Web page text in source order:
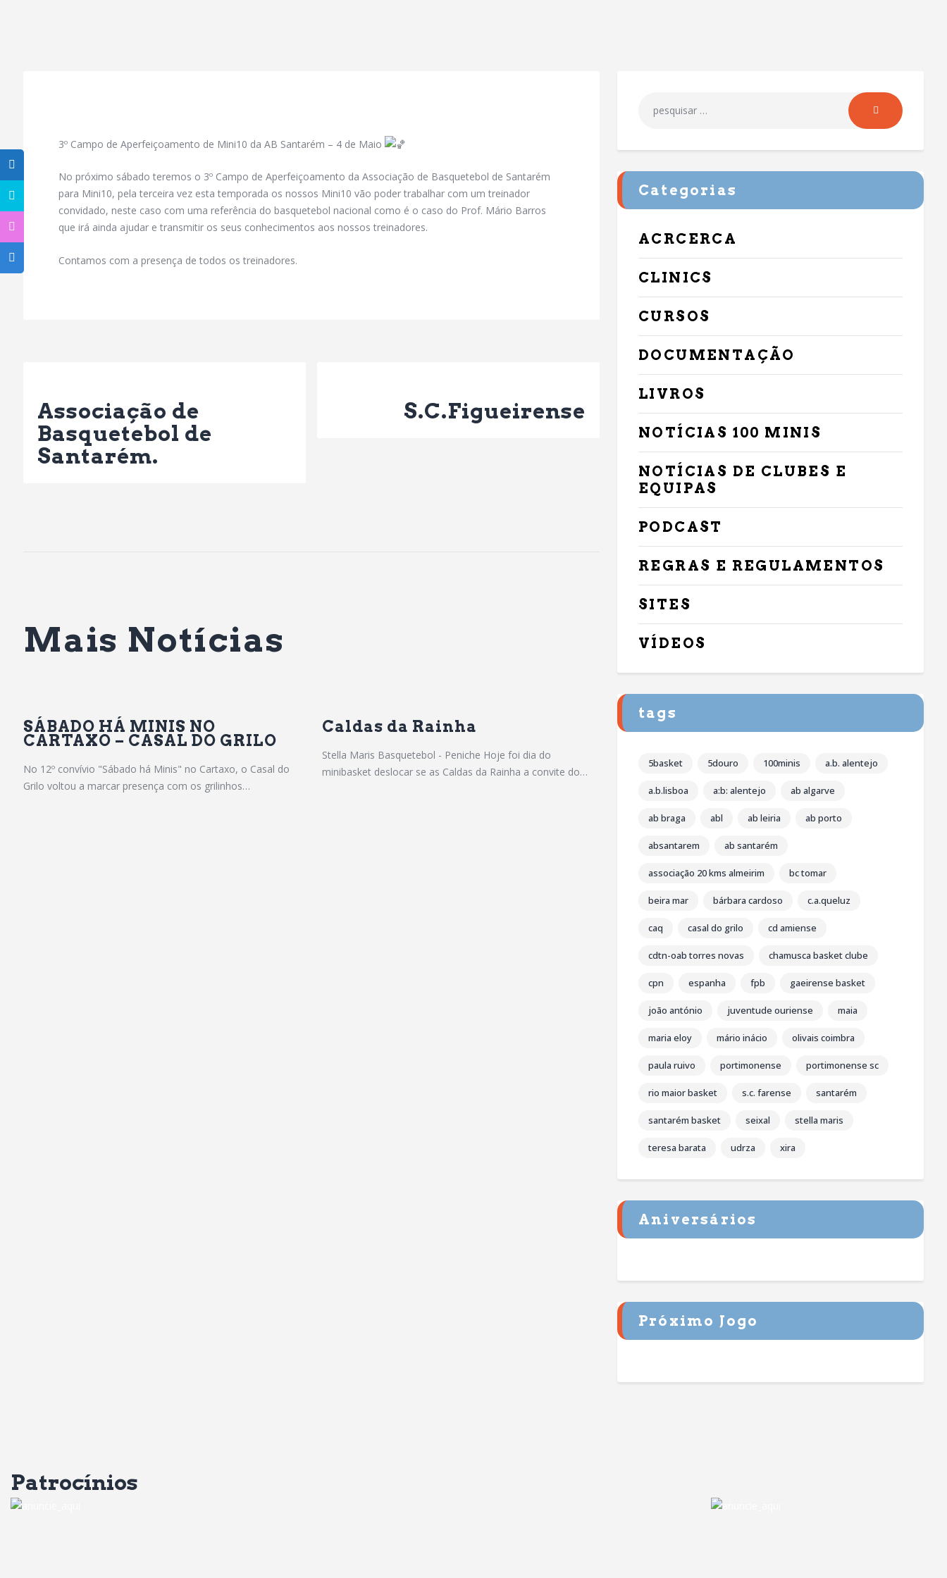
3º Campo de Aperfeiçoamento de Mini10 da AB Santarém – 4 de Maio
No próximo sábado teremos o 3º Campo de Aperfeiçoamento da Associação de Basquetebol de Santarém
para Mini10, pela terceira vez esta temporada os nossos Mini10 vão poder trabalhar com um treinador
convidado, neste caso com uma referência do basquetebol nacional como é o caso do Prof. Mário Barros
que irá ainda ajudar e transmitir os seus conhecimentos aos nossos treinadores.
Contamos com a presença de todos os treinadores.
Associação de
Basquetebol de
Santarém.
S.C.Figueirense
Mais Notícias
SÁBADO HÁ MINIS NO
CARTAXO – CASAL DO GRILO
No 12º convívio "Sábado há Minis" no Cartaxo, o Casal do
Grilo voltou a marcar presença com os grilinhos…
Caldas da Rainha
Stella Maris Basquetebol - Peniche Hoje foi dia do
minibasket deslocar se as Caldas da Rainha a convite do…
Categorias
ACRCERCA
CLINICS
CURSOS
DOCUMENTAÇÃO
LIVROS
NOTÍCIAS 100 MINIS
NOTÍCIAS DE CLUBES E
EQUIPAS
PODCAST
REGRAS E REGULAMENTOS
SITES
VÍDEOS
tags
5basket 5douro 100minis a.b. alentejo
a.b.lisboa a:b: alentejo ab algarve
ab braga abl ab leiria ab porto
absantarem ab santarém
associação 20 kms almeirim bc tomar
beira mar bárbara cardoso c.a.queluz
caq casal do grilo cd amiense
cdtn-oab torres novas chamusca basket clube
cpn espanha fpb gaeirense basket
joão antónio juventude ouriense maia
maria eloy mário inácio olivais coimbra
paula ruivo portimonense portimonense sc
rio maior basket s.c. farense santarém
santarém basket seixal stella maris
teresa barata udrza xira
Aniversários
Próximo Jogo
Patrocínios